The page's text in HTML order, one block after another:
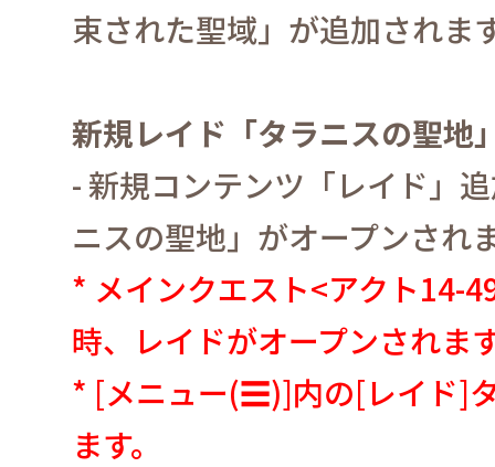
束された聖域」が追加されま
新規レイド「タラニスの聖地
-新規コンテンツ「レイド」
ニスの聖地」がオープンされ
* メインクエスト<アクト14-
時、レイドがオープンされま
* [メニュー(☰)]内の[レイド]
ます。